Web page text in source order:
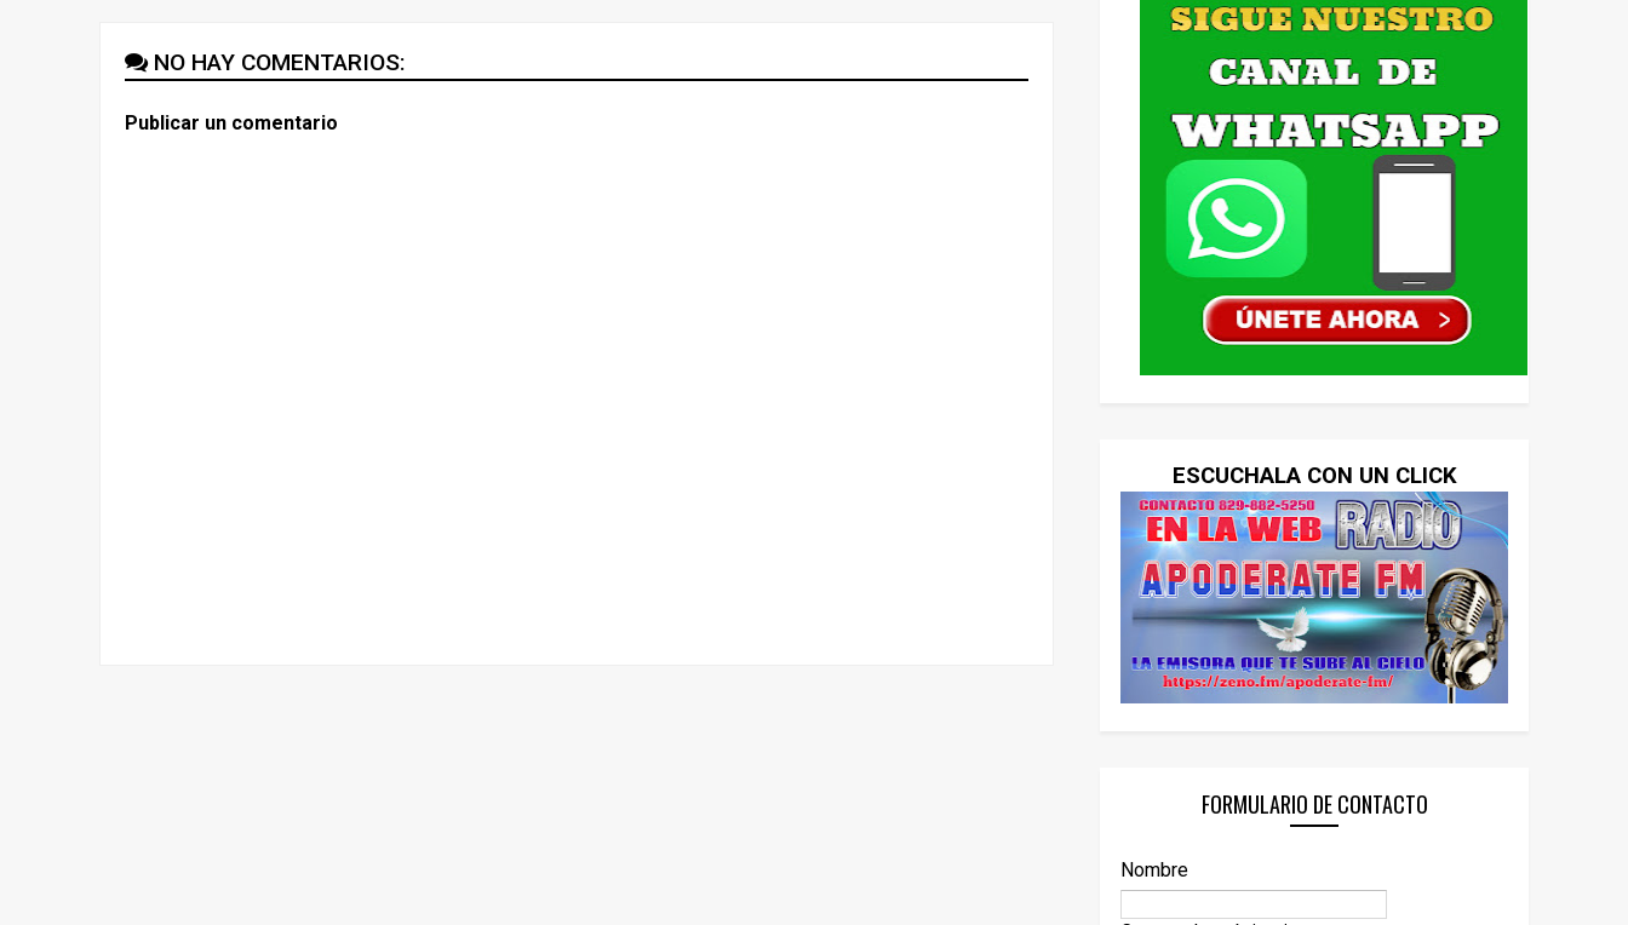
NO HAY COMENTARIOS:
Publicar un comentario
ESCUCHALA CON UN CLICK
FORMULARIO DE CONTACTO
Nombre